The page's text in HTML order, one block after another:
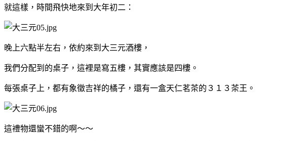
就這樣，時間飛快地來到大年初二：
晚上六點半左右，依約來到大三元酒樓，
我們分配到的桌子，這裡是寫五樓，其實應該是四樓。
每張桌子上，都有象徵吉祥的橘子，還有一盒天仁茗茶的３１３茶王。
這禮物還蠻不錯的啊～～